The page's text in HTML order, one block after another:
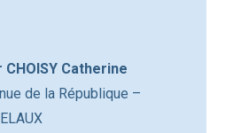
Catherine
de la République –